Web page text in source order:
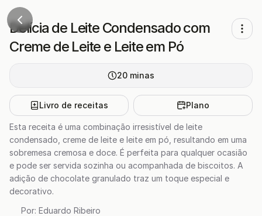
Delícia de Leite Condensado com
Creme de Leite e Leite em Pó
20 minas
Livro de receitas Plano
Esta receita é uma combinação irresistível de leite
condensado, creme de leite e leite em pó, resultando em uma
sobremesa cremosa e doce. É perfeita para qualquer ocasião
e pode ser servida sozinha ou acompanhada de biscoitos. A
adição de chocolate granulado traz um toque especial e
decorativo.
Por: Eduardo Ribeiro